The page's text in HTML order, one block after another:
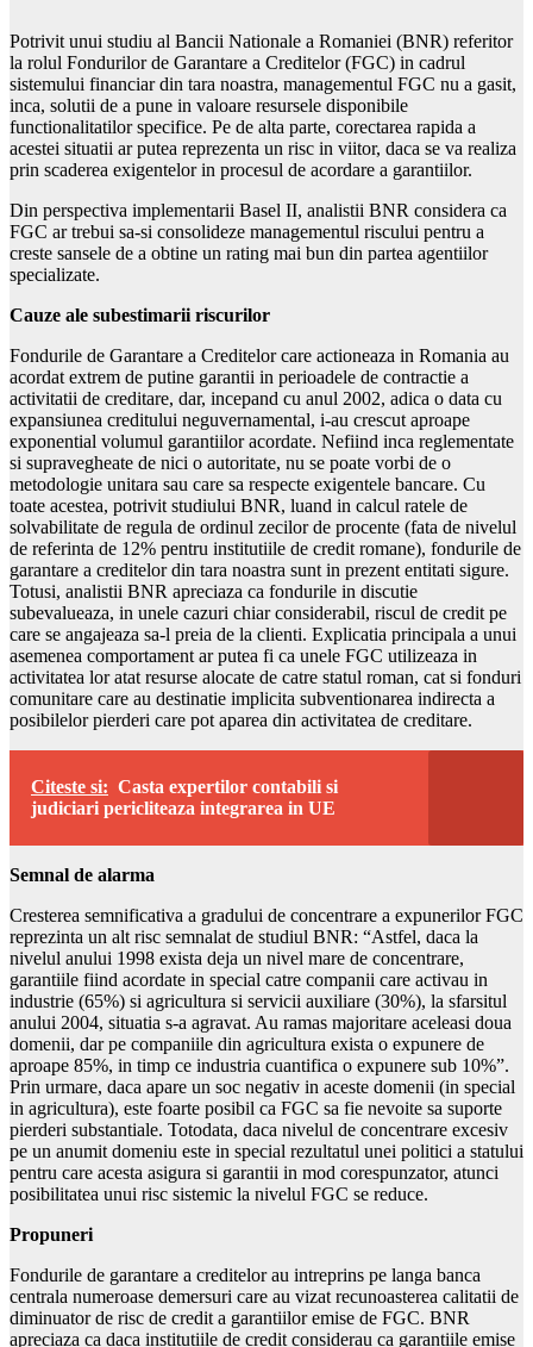
Potrivit unui studiu al Bancii Nationale a Romaniei (BNR) referitor
la rolul Fondurilor de Garantare a Creditelor (FGC) in cadrul
sistemului financiar din tara noastra, managementul FGC nu a gasit,
inca, solutii de a pune in valoare resursele disponibile
functionalitatilor specifice. Pe de alta parte, corectarea rapida a
acestei situatii ar putea reprezenta un risc in viitor, daca se va realiza
prin scaderea exigentelor in procesul de acordare a garantiilor.
Din perspectiva implementarii Basel II, analistii BNR considera ca
FGC ar trebui sa-si consolideze managementul riscului pentru a
creste sansele de a obtine un rating mai bun din partea agentiilor
specializate.
Cauze ale subestimarii riscurilor
Fondurile de Garantare a Creditelor care actioneaza in Romania au
acordat extrem de putine garantii in perioadele de contractie a
activitatii de creditare, dar, incepand cu anul 2002, adica o data cu
expansiunea creditului neguvernamental, i-au crescut aproape
exponential volumul garantiilor acordate. Nefiind inca reglementate
si supravegheate de nici o autoritate, nu se poate vorbi de o
metodologie unitara sau care sa respecte exigentele bancare. Cu
toate acestea, potrivit studiului BNR, luand in calcul ratele de
solvabilitate de regula de ordinul zecilor de procente (fata de nivelul
de referinta de 12% pentru institutiile de credit romane), fondurile de
garantare a creditelor din tara noastra sunt in prezent entitati sigure.
Totusi, analistii BNR apreciaza ca fondurile in discutie
subevalueaza, in unele cazuri chiar considerabil, riscul de credit pe
care se angajeaza sa-l preia de la clienti. Explicatia principala a unui
asemenea comportament ar putea fi ca unele FGC utilizeaza in
activitatea lor atat resurse alocate de catre statul roman, cat si fonduri
comunitare care au destinatie implicita subventionarea indirecta a
posibilelor pierderi care pot aparea din activitatea de creditare.
Citeste si: Casta expertilor contabili si
judiciari pericliteaza integrarea in UE
Semnal de alarma
Cresterea semnificativa a gradului de concentrare a expunerilor FGC
reprezinta un alt risc semnalat de studiul BNR: “Astfel, daca la
nivelul anului 1998 exista deja un nivel mare de concentrare,
garantiile fiind acordate in special catre companii care activau in
industrie (65%) si agricultura si servicii auxiliare (30%), la sfarsitul
anului 2004, situatia s-a agravat. Au ramas majoritare aceleasi doua
domenii, dar pe companiile din agricultura exista o expunere de
aproape 85%, in timp ce industria cuantifica o expunere sub 10%”.
Prin urmare, daca apare un soc negativ in aceste domenii (in special
in agricultura), este foarte posibil ca FGC sa fie nevoite sa suporte
pierderi substantiale. Totodata, daca nivelul de concentrare excesiv
pe un anumit domeniu este in special rezultatul unei politici a statului
pentru care acesta asigura si garantii in mod corespunzator, atunci
posibilitatea unui risc sistemic la nivelul FGC se reduce.
Propuneri
Fondurile de garantare a creditelor au intreprins pe langa banca
centrala numeroase demersuri care au vizat recunoasterea calitatii de
diminuator de risc de credit a garantiilor emise de FGC. BNR
apreciaza ca daca institutiile de credit considerau ca garantiile emise